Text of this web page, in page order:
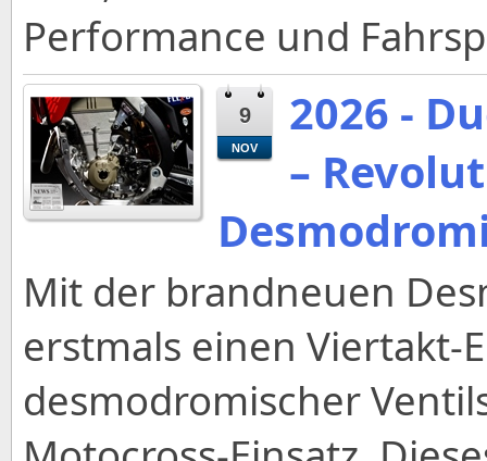
Performance und
9
NOV
2026 -
–
Mit der brandneuen
erstmals einen
desmodromischer